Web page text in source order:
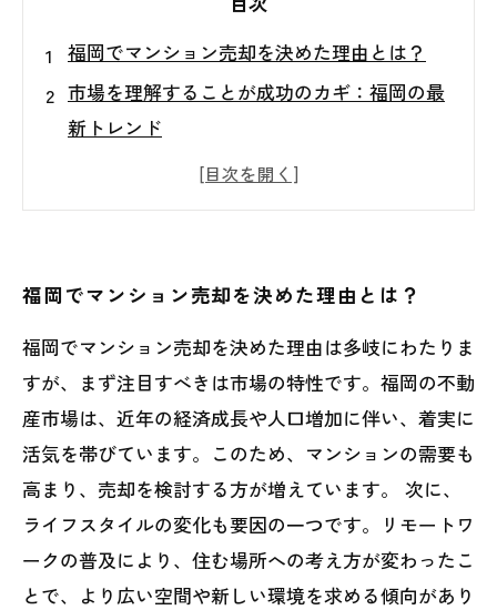
福岡でマンション売却を決めた理由とは？
市場を理解することが成功のカギ：福岡の最
新トレンド
物件価値を正確に見極めるためのポイント
内覧を成功させるための準備とコツ
成功するマンション売却のための実践的アド
福岡でのスムーズなマンション売却を実現す
るために
福岡でマンション売却を決めた理由とは？
福岡でマンション売却を決めた理由は多岐にわたりま
すが、まず注目すべきは市場の特性です。福岡の不動
産市場は、近年の経済成長や人口増加に伴い、着実に
活気を帯びています。このため、マンションの需要も
高まり、売却を検討する方が増えています。 次に、
ライフスタイルの変化も要因の一つです。リモートワ
ークの普及により、住む場所への考え方が変わったこ
とで、より広い空間や新しい環境を求める傾向があり